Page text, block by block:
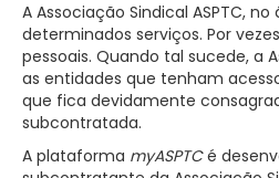
A Associação Sindical ASPTC,
determinados serviços. Por
pessoais. Quando tal sucede, a
as entidades que tenham
que fica devidamente
subcontratada.
A plataforma myASPTCé